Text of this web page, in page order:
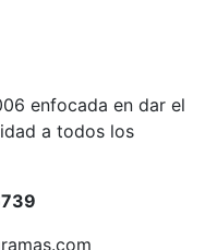
enfocada en dar el
a todos los